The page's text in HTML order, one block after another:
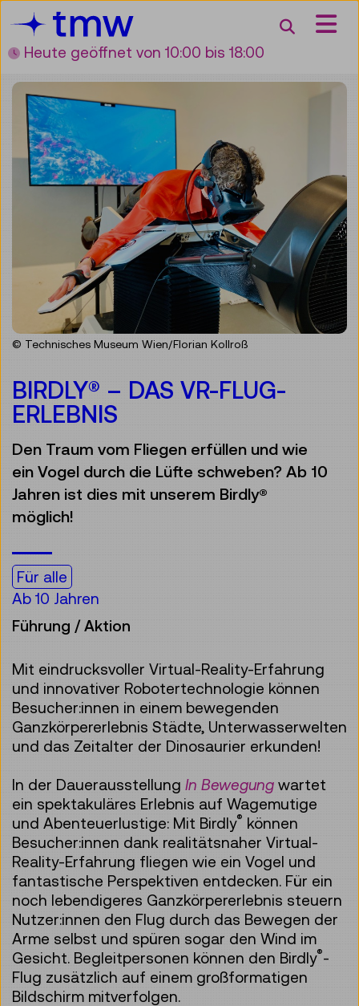
Zum Inhalt
Zum Hauptmenü
Zur Suche
Zur Zielgruppennavigation
Suche
Heute geöffnet von 10:00 bis 18:00
© Technisches Museum Wien/Florian Kollroß
BIRDLY® – DAS VR-FLUG-
ERLEBNIS
Den Traum vom Fliegen erfüllen und wie
ein Vogel durch die Lüfte schweben? Ab 10
Jahren ist dies mit unserem Birdly®
möglich!
Für alle
Ab 10 Jahren
Führung / Aktion
Mit eindrucksvoller Virtual-Reality-Erfahrung
und innovativer Robotertechnologie können
Besucher:innen in einem bewegenden
Ganzkörpererlebnis Städte, Unterwasserwelten
und das Zeitalter der Dinosaurier erkunden!
In der Dauerausstellung In Bewegung wartet
ein spektakuläres Erlebnis auf Wagemutige
und Abenteuerlustige: Mit Birdly® können
Besucher:innen dank realitätsnaher Virtual-
Reality-Erfahrung fliegen wie ein Vogel und
fantastische Perspektiven entdecken. Für ein
noch lebendigeres Ganzkörpererlebnis steuern
Nutzer:innen den Flug durch das Bewegen der
Arme selbst und spüren sogar den Wind im
Gesicht. Begleitpersonen können den Birdly®-
Flug zusätzlich auf einem großformatigen
Bildschirm mitverfolgen.